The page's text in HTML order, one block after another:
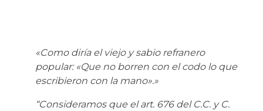
«Como diría el viejo y sabio refranero
popular: «Que no borren con el codo lo que
escribieron con la mano».»
“Consideramos que el art. 676 del C.C. y C.